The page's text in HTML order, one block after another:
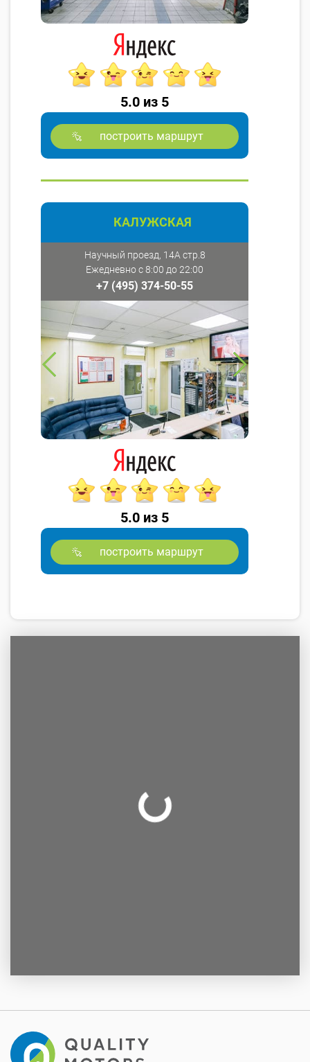
5.0 из 5
построить маршрут
КАЛУЖСКАЯ
Научный проезд, 14А стр.8
Ежедневно с 8:00 до 22:00
+7 (495) 374-50-55
5.0 из 5
построить маршрут